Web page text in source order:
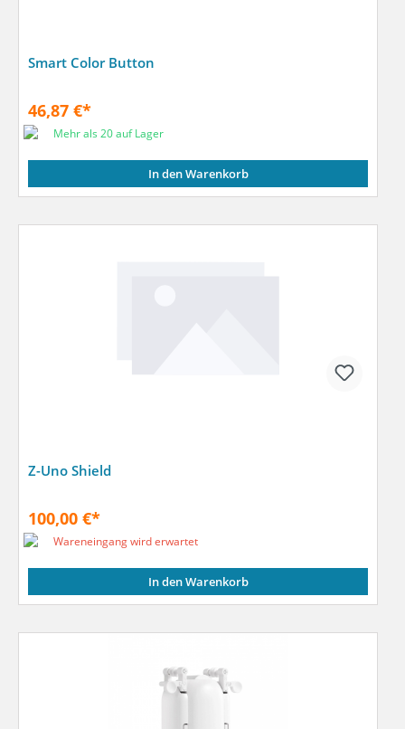
Smart Color Button
46,87 €*
Mehr als 20 auf Lager
In den Warenkorb
Z-Uno Shield
100,00 €*
Wareneingang wird erwartet
In den Warenkorb